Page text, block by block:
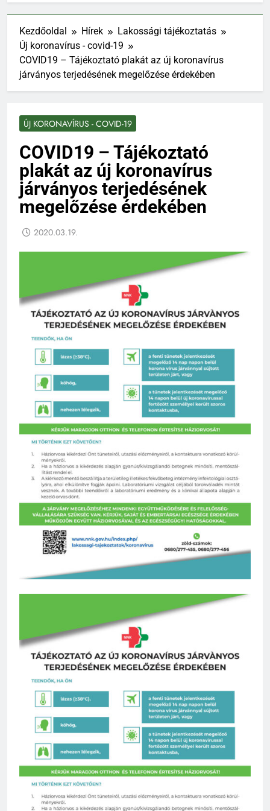
Kezdőoldal Hírek
Lakossági tájékoztatás
Új koronavírus - covid-19
COVID19 – Tájékoztató plakát az új koronavírus
járványos terjedésének megelőzése érdekében
ÚJ KORONAVÍRUS - COVID-19
COVID19 – Tájékoztató
plakát az új koronavírus
járványos terjedésének
megelőzése érdekében
2020.03.19.